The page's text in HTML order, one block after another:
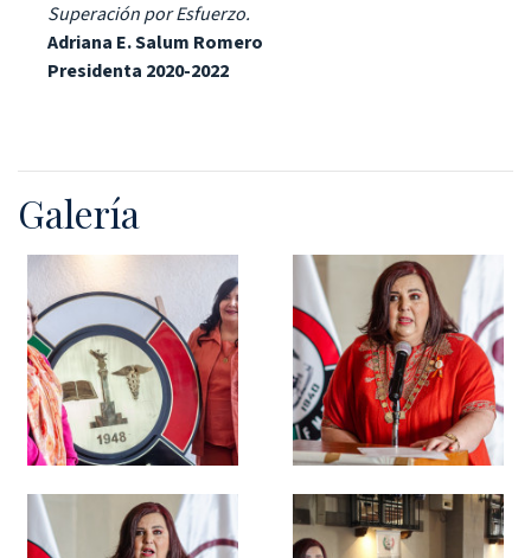
Superación por Esfuerzo.
Adriana E. Salum Romero
Presidenta 2020-2022
Galería